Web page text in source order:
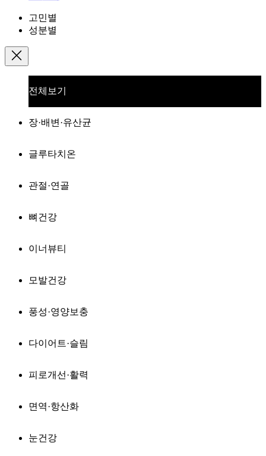
고민별
성분별
전체보기
장·배변·유산균
글루타치온
관절·연골
뼈건강
이너뷰티
모발건강
풍성·영양보충
다이어트·슬림
피로개선·활력
면역·항산화
눈건강